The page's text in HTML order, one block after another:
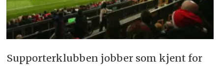
Supporterklubben jobber som kjent for